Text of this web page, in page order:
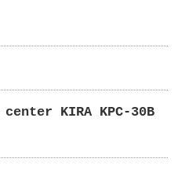
center KIRA KPC-30B